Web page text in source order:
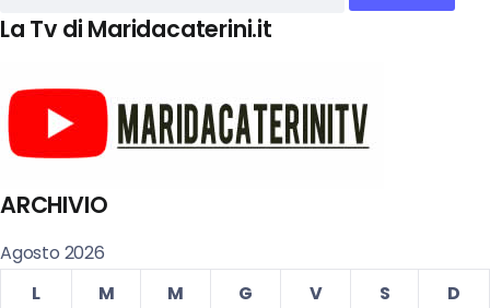
La Tv di Maridacaterini.it
ARCHIVIO
Agosto 2026
L
M M G V S
D